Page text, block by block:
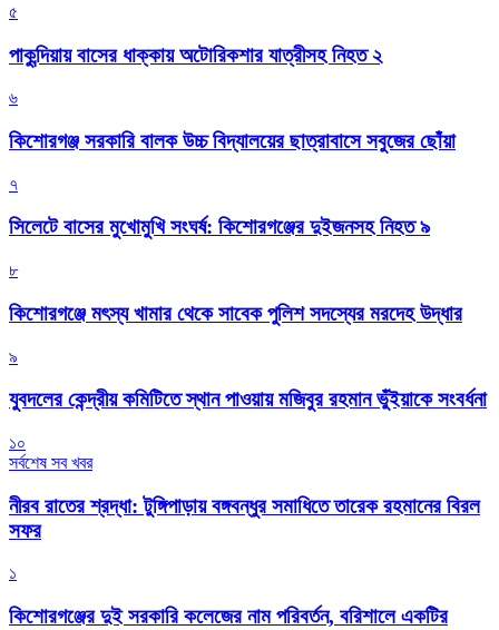
৫
পাকুন্দিয়ায় বাসের ধাক্কায় অটোরিকশার যাত্রীসহ নিহত ২
৬
কিশোরগঞ্জ সরকারি বালক উচ্চ বিদ্যালয়ের ছাত্রাবাসে সবুজের ছোঁয়া
৭
সিলেটে বাসের মুখোমুখি সংঘর্ষ: কিশোরগঞ্জের দুইজনসহ নিহত ৯
৮
কিশোরগঞ্জে মৎস্য খামার থেকে সাবেক পুলিশ সদস্যের মরদেহ উদ্ধার
৯
যুবদলের কেন্দ্রীয় কমিটিতে স্থান পাওয়ায় মজিবুর রহমান ভুঁইয়াকে সংবর্ধনা
১০
সর্বশেষ সব খবর
নীরব রাতের শ্রদ্ধা: টুঙ্গিপাড়ায় বঙ্গবন্ধুর সমাধিতে তারেক রহমানের বিরল
সফর
১
কিশোরগঞ্জের দুই সরকারি কলেজের নাম পরিবর্তন, বরিশালে একটির